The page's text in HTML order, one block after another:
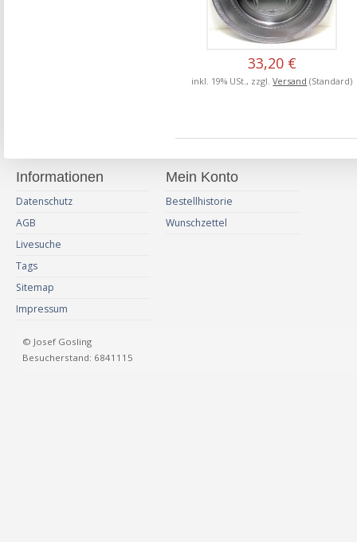
33,20 €
inkl. 19% USt., zzgl.Versand (Standard)
Informationen
Datenschutz
AGB
Livesuche
Tags
Sitemap
Impressum
Mein Konto
Bestellhistorie
Wunschzettel
© Josef Gosling
Besucherstand: 6841115